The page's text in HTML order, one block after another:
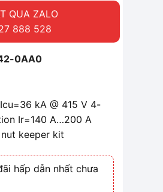
QUA ZALO
888 528
0AA0
kA @ 415 V 4-
Ir=140 A…200 A
keeper kit
hấp dẫn nhất chưa